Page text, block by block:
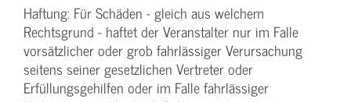
Haftung: Für Schäden - gleich aus welchem
Rechtsgrund - haftet der Veranstalter nur im Falle
vorsätzlicher oder grob fahrlässiger Verursachung
seitens seiner gesetzlichen Vertreter oder
Erfüllungsgehilfen oder im Falle fahrlässiger